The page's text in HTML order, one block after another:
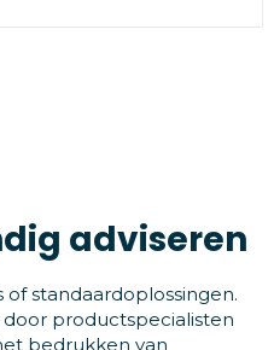
adviseren
standaardoplossingen.
door productspecialisten
bedrukken van